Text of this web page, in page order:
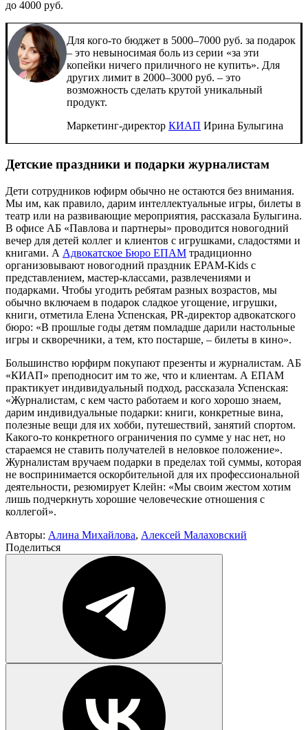
до 4000 руб.
Для кого-то бюджет в 5000–7000 руб. за подарок
– это невыносимая боль из серии «за эти
копейки ничего приличного не купить». Для
других лимит в 2000–3000 руб. – это
возможность сделать крутой уникальный
продукт.
Маркетинг-директор КИАП Ирина Булыгина
Детские праздники и подарки журналистам
Дети сотрудников юфирм обычно не остаются без внимания.
Мы им, как правило, дарим интеллектуальные игры, билеты в
театр или на развивающие мероприятия, рассказала Булыгина.
В офисе АБ «Павлова и партнеры» проводится новогодний
вечер для детей коллег и клиентов с игрушками, сладостями и
книгами. А Адвокатское Бюро ЕПАМ традиционно
организовывают новогодний праздник EPAM-Kids с
представлением, мастер-классами, развлечениями и
подарками. Чтобы угодить ребятам разных возрастов, мы
обычно включаем в подарок сладкое угощение, игрушки,
книги, отметила Елена Успенская, PR-директор адвокатского
бюро: «В прошлые годы детям помладше дарили настольные
игры и скворечники, а тем, кто постарше, – билеты в кино».
Большинство юрфирм покупают презенты и журналистам. АБ
«КИАП» преподносит им то же, что и клиентам. А ЕПАМ
практикует индивидуальный подход, рассказала Успенская:
«Журналистам, с кем часто работаем и кого хорошо знаем,
дарим индивидуальные подарки: книги, конкретные вина,
полезные вещи для их хобби, путешествий, занятий спортом.
Какого-то конкретного ограничения по сумме у нас нет, но
стараемся не ставить получателей в неловкое положение».
Журналистам вручаем подарки в пределах той суммы, которая
не воспринимается оскорбительной для их профессиональной
деятельности, резюмирует Клейн: «Мы своим жестом хотим
лишь подчеркнуть хорошие человеческие отношения с
коллегой».
Авторы: Алина Михайлова, Алексей Малаховский
Поделиться